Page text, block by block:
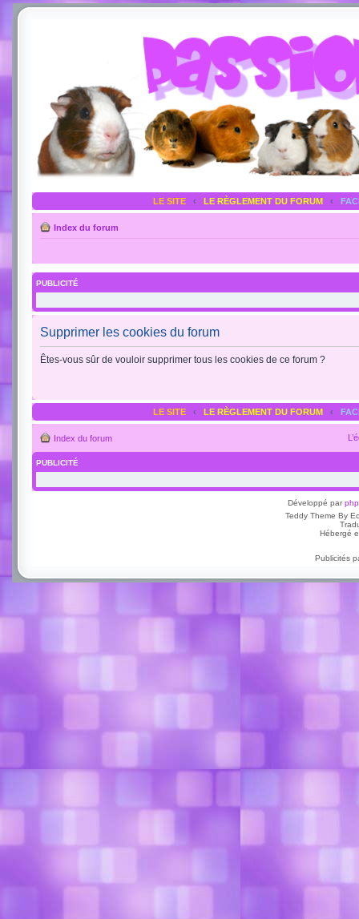
LE SITE ‹ LE RÈGLEMENT DU FORUM ‹
Index du forum
PUBLICITÉ
Supprimer les cookies du forum
Êtes-vous sûr de vouloir supprimer tous les cookies de ce forum ?
LE SITE ‹ LE RÈGLEMENT DU FORUM ‹
Index du forum
PUBLICITÉ
Développé par
Teddy Theme By
Hébergé
Publicités